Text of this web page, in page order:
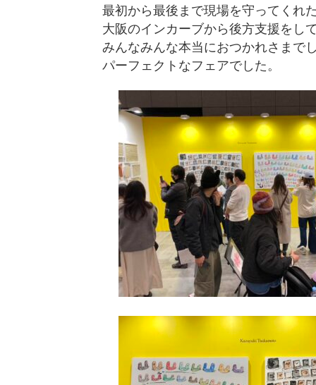
最初から最後まで現場を守ってくれ
大阪のインカーブから後方支援をし
みんなみんな本当におつかれさまで
パーフェクトなフェアでした。